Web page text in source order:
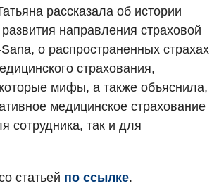
отделение
диагностика
рассказала об истории
направления страховой
о распространенных страхах
страхования,
мифы, а также объяснила,
медицинское страхование
сотрудника, так и для
статьей по ссылке.